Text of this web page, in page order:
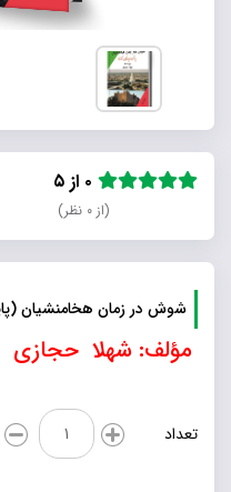
(از ۰ نظر)
شوش در زمان هخامنشیان
مؤلف: شهلا حجازی
تعداد
شوش
در
زمان